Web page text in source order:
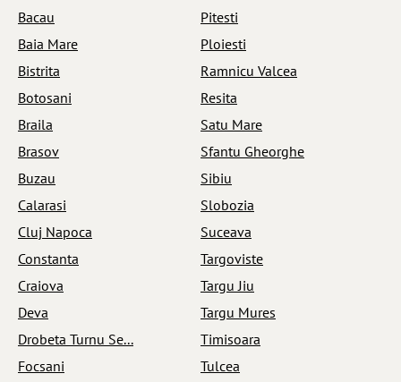
Bacau
Baia Mare
Bistrita
Botosani
Braila
Brasov
Buzau
Calarasi
Cluj Napoca
Constanta
Craiova
Deva
Drobeta Turnu Se...
Focsani
Pitesti
Ploiesti
Ramnicu Valcea
Resita
Satu Mare
Sfantu Gheorghe
Sibiu
Slobozia
Suceava
Targoviste
Targu Jiu
Targu Mures
Timisoara
Tulcea